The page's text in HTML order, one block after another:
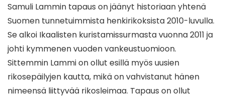
Samuli Lammin tapaus on jäänyt historiaan yhtenä
Suomen tunnetuimmista henkirikoksista 2010-luvulla.
Se alkoi Ikaalisten kuristamissurmasta vuonna 2011 ja
johti kymmenen vuoden vankeustuomioon.
Sittemmin Lammi on ollut esillä myös uusien
rikosepäilyjen kautta, mikä on vahvistanut hänen
nimeensä liittyvää rikosleimaa. Tapaus on ollut